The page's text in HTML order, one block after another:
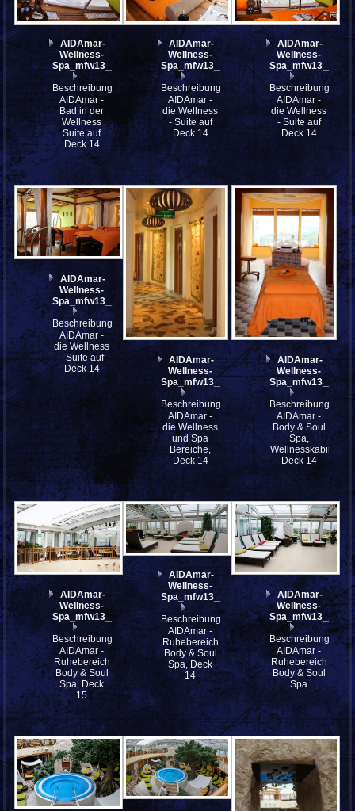
AIDAmar-
Wellness-
Spa_mfw13__021783
Beschreibung:
AIDAmar -
Bad in der
Wellness
Suite auf
Deck 14
AIDAmar-
Wellness-
Spa_mfw13__021782
Beschreibung:
AIDAmar -
die Wellness
- Suite auf
Deck 14
AIDAmar-
Wellness-
Beschreibung:
AIDAmar -
die Wellness
- Suite auf
Deck 14
AIDAmar-
Wellness-
Spa_mfw13__021780
Beschreibung:
AIDAmar -
die Wellness
- Suite auf
Deck 14
AIDAmar-
Wellness-
Spa_mfw13__021779
Beschreibung:
AIDAmar -
die Wellness
und Spa
Bereiche,
Deck 14
AIDAmar-
Wellness-
Beschreibung:
AIDAmar -
Body & Soul
Spa,
Wellnesskabine,
Deck 14
AIDAmar-
Wellness-
Spa_mfw13__021777
Beschreibung:
AIDAmar -
Ruhebereich
Body & Soul
Spa, Deck
15
AIDAmar-
Wellness-
Spa_mfw13__021767_st
Beschreibung:
AIDAmar -
Ruhebereich
Body & Soul
Spa, Deck
14
AIDAmar-
Wellness-
Beschreibung:
AIDAmar -
Ruhebereich
Body & Soul
Spa